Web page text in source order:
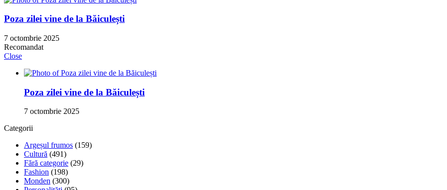
Poza zilei vine de la Băiculești
7 octombrie 2025
Recomandat
Close
Poza zilei vine de la Băiculești
7 octombrie 2025
Categorii
Argeșul frumos (159)
Cultură (491)
Fără categorie (29)
Fashion (198)
Monden (300)